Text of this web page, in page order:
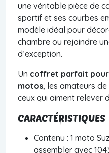
une véritable pièce de
sportif et ses courbes
modèle idéal pour
chambre ou rejoindre
d’exception.
Un coffret parfait pour
motos, les amateurs
ceux qui aiment relever
CARACTÉRISTIQUES
Contenu : 1 moto
assembler avec